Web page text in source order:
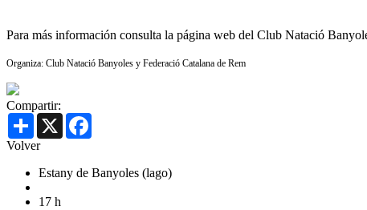
Para más información consulta la página web del Club Natació
Organiza: Club Natació Banyoles y Federació Catalana de Rem
Compartir:
Share X
Volver
Estany de Banyoles (lago)
17 h